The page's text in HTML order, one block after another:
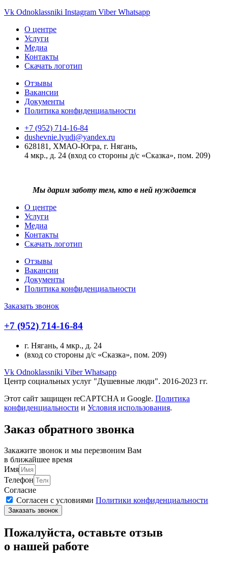
Vk Odnoklassniki Instagram Viber Whatsapp
О центре
Услуги
Медиа
Контакты
Скачать логотип
Отзывы
Вакансии
Документы
Политика конфиденциальности
+7 (952) 714-16-84
dushevnie.lyudi@yandex.ru
628181, ХМАО-Югра, г. Нягань,
4 мкр., д. 24 (вход со стороны д/с «Сказка», пом. 209)
Мы дарим заботу тем, кто в ней нуждается
О центре
Услуги
Медиа
Контакты
Скачать логотип
Отзывы
Вакансии
Документы
Политика конфиденциальности
Заказать звонок
+7 (952) 714-16-84
г. Нягань, 4 мкр., д. 24
(вход со стороны д/с «Сказка», пом. 209)
Vk Odnoklassniki Viber Whatsapp
Центр социальных услуг "Душевные люди". 2016-2023 гг.
Этот сайт защищен reCAPTCHA и Google. Политика
конфиденциальности и Условия использования.
Вверх
Заказ обратного звонка
Закажите звонок и мы перезвоним Вам
в ближайшее время
Имя
Телефон
Согласие
Согласен с условиями Политики конфиденциальности
Заказать звонок
Пожалуйста, оставьте отзыв
о нашей работе